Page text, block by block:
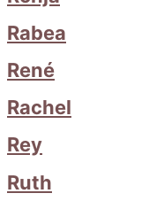
Rabea
René
Rachel
Rey
Ruth